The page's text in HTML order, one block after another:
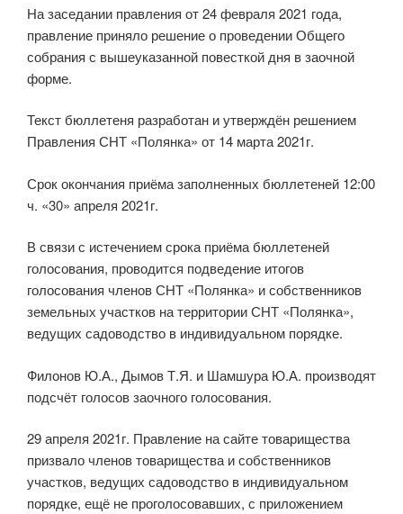
На заседании правления от 24 февраля 2021 года,
правление приняло решение о проведении Общего
собрания с вышеуказанной повесткой дня в заочной
форме.
Текст бюллетеня разработан и утверждён решением
Правления СНТ «Полянка» от 14 марта 2021г.
Срок окончания приёма заполненных бюллетеней 12:00
ч. «30» апреля 2021г.
В связи с истечением срока приёма бюллетеней
голосования, проводится подведение итогов
голосования членов СНТ «Полянка» и собственников
земельных участков на территории СНТ «Полянка»,
ведущих садоводство в индивидуальном порядке.
Филонов Ю.А., Дымов Т.Я. и Шамшура Ю.А. производят
подсчёт голосов заочного голосования.
29 апреля 2021г. Правление на сайте товарищества
призвало членов товарищества и собственников
участков, ведущих садоводство в индивидуальном
порядке, ещё не проголосовавших, с приложением